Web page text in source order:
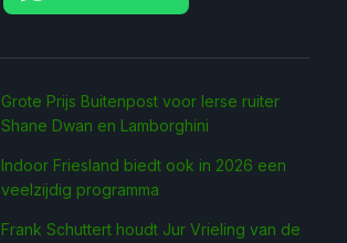
Grote Prijs Buitenpost voor Ierse ruiter
Shane Dwan en Lamborghini
Indoor Friesland biedt ook in 2026 een
veelzijdig programma
Frank Schuttert houdt Jur Vrieling van de